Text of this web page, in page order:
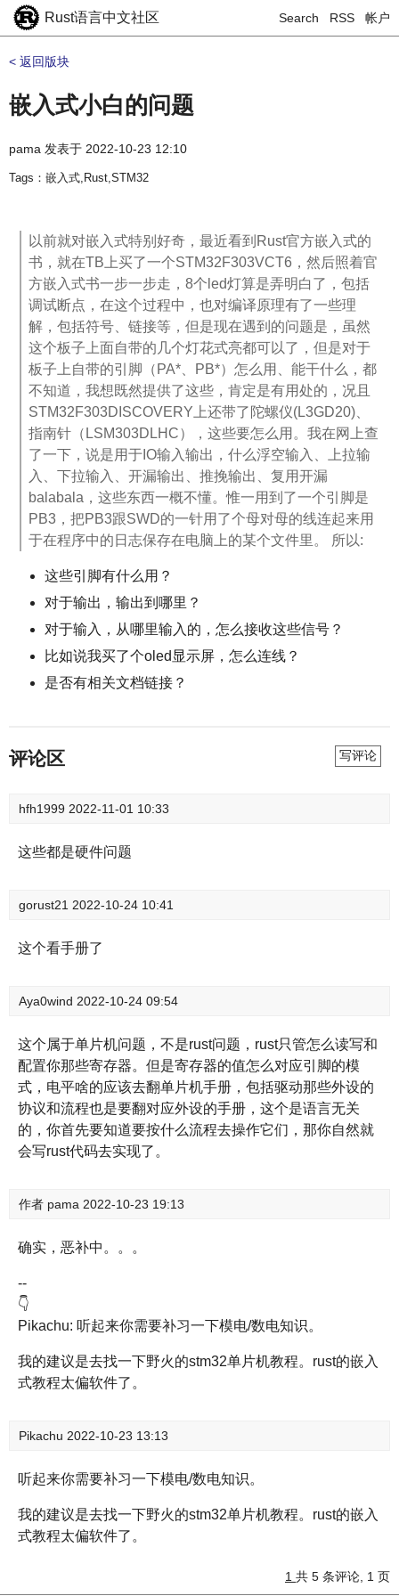
Rust语言中文社区 Search RSS 帐户
< 返回版块
嵌入式小白的问题
pama 发表于 2022-10-23 12:10
Tags：嵌入式,Rust,STM32
以前就对嵌入式特别好奇，最近看到Rust官方嵌入式的
书，就在TB上买了一个STM32F303VCT6，然后照着官
方嵌入式书一步一步走，8个led灯算是弄明白了，包括
调试断点，在这个过程中，也对编译原理有了一些理
解，包括符号、链接等，但是现在遇到的问题是，虽然
这个板子上面自带的几个灯花式亮都可以了，但是对于
板子上自带的引脚（PA*、PB*）怎么用、能干什么，都
不知道，我想既然提供了这些，肯定是有用处的，况且
STM32F303DISCOVERY上还带了陀螺仪(L3GD20)、
指南针（LSM303DLHC），这些要怎么用。我在网上查
了一下，说是用于IO输入输出，什么浮空输入、上拉输
入、下拉输入、开漏输出、推挽输出、复用开漏
balabala，这些东西一概不懂。惟一用到了一个引脚是
PB3，把PB3跟SWD的一针用了个母对母的线连起来用
于在程序中的日志保存在电脑上的某个文件里。 所以:
这些引脚有什么用？
对于输出，输出到哪里？
对于输入，从哪里输入的，怎么接收这些信号？
比如说我买了个oled显示屏，怎么连线？
是否有相关文档链接？
评论区 写评论
hfh1999 2022-11-01 10:33
这些都是硬件问题
gorust21 2022-10-24 10:41
这个看手册了
Aya0wind 2022-10-24 09:54
这个属于单片机问题，不是rust问题，rust只管怎么读写和
配置你那些寄存器。但是寄存器的值怎么对应引脚的模
式，电平啥的应该去翻单片机手册，包括驱动那些外设的
协议和流程也是要翻对应外设的手册，这个是语言无关
的，你首先要知道要按什么流程去操作它们，那你自然就
会写rust代码去实现了。
作者 pama 2022-10-23 19:13
确实，恶补中。。。
--
👇
Pikachu: 听起来你需要补习一下模电/数电知识。
我的建议是去找一下野火的stm32单片机教程。rust的嵌入
式教程太偏软件了。
Pikachu 2022-10-23 13:13
听起来你需要补习一下模电/数电知识。
我的建议是去找一下野火的stm32单片机教程。rust的嵌入
式教程太偏软件了。
1 共 5 条评论, 1 页